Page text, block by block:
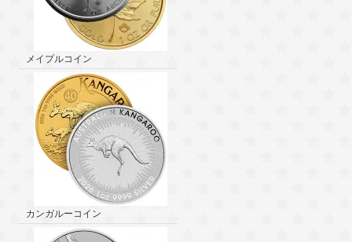
メイプルコイン
カンガルーコイン